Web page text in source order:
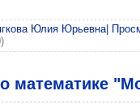
Юлия Юрьевна|
математике